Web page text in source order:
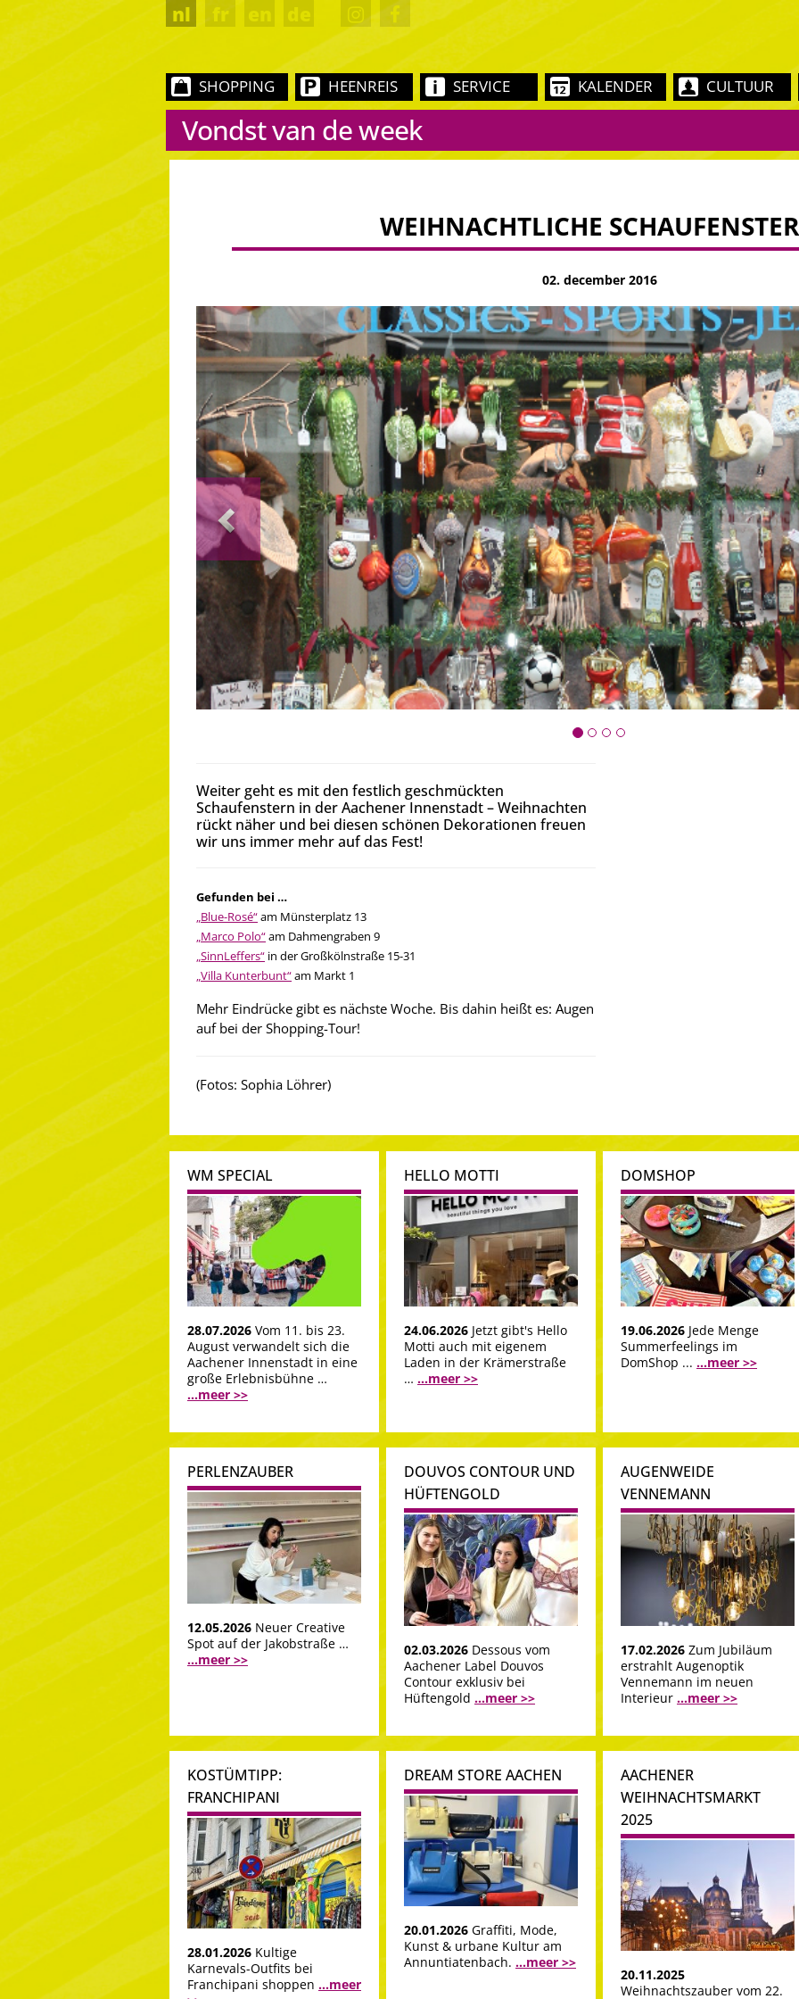
nl fr en de
SHOPPING HEENREIS SERVICE KALENDER CULTUUR
Vondst van de week
WEIHNACHTLICHE
02. december 2016
Previous
Weiter geht es mit den festlich geschmückten
Schaufenstern in der Aachener Innenstadt – Weihnachten
rückt näher und bei diesen schönen Dekorationen freuen
wir uns immer mehr auf das Fest!
Gefunden bei …
„Blue-Rosé“am Münsterplatz 13
„Marco Polo“am Dahmengraben 9
„SinnLeffers“ in der Großkölnstraße 15-31
„Villa Kunterbunt“am Markt 1
Mehr Eindrücke gibt es nächste Woche. Bis dahin heißt es: Augen
auf bei der Shopping-Tour!
(Fotos: Sophia Löhrer)
WM SPECIAL
28.07.2026 Vom 11. bis 23.
August verwandelt sich die
Aachener Innenstadt in eine
große Erlebnisbühne …
...meer >>
HELLO MOTTI
24.06.2026 Jetzt gibt's Hello
Motti auch mit eigenem
Laden in der Krämerstraße
… ...meer >>
DOMSHOP
19.06.2026 Jede Menge
Summerfeelings im
DomShop ... ...meer >>
PERLENZAUBER
12.05.2026 Neuer Creative
Spot auf der Jakobstraße …
...meer >>
DOUVOS CONTOUR UND
HÜFTENGOLD
02.03.2026 Dessous vom
Aachener Label Douvos
Contour exklusiv bei
Hüftengold ...meer >>
AUGENWEIDE
VENNEMANN
17.02.2026 Zum Jubiläum
erstrahlt Augenoptik
Vennemann im neuen
Interieur ...meer >>
KOSTÜMTIPP:
FRANCHIPANI
28.01.2026 Kultige
Karnevals-Outfits bei
Franchipani shoppen ...meer
DREAM STORE AACHEN
20.01.2026 Graffiti, Mode,
Kunst & urbane Kultur am
Annuntiatenbach. ...meer >>
AACHENER
WEIHNACHTSMARKT
2025
20.11.2025
Weihnachtszauber vom 22.